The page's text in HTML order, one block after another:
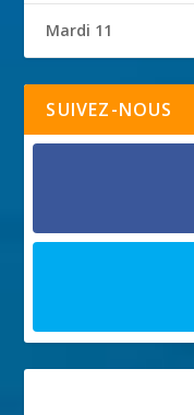
Mardi 11
SUIVEZ-NOUS